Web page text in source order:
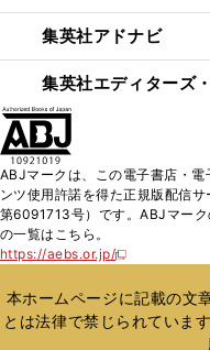
集英社アドナビ
集英社エディターズ
ABJマークは、この電子書店・
ンツ使用許諾を得た正規版配信
第6091713号）です。ABJマー
の一覧はこちら。
https://aebs.or.jp/
新
い
ウ
ィ
本ホームページに記載の文
とは法律で禁じられていま